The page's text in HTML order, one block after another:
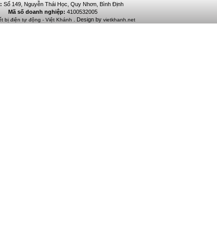
Số 149, Nguyễn Thái Học, Quy Nhơn, Bình Định
Mã số doanh nghiệp: 4100532005
bị điện tự động - Việt Khánh . Design by vietkhanh.net